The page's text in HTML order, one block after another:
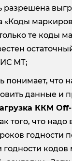
разрешена
«Коды
те коды
МТ;
понимает, что
данные и
ККМ Off-
того, что надо
годности
годности